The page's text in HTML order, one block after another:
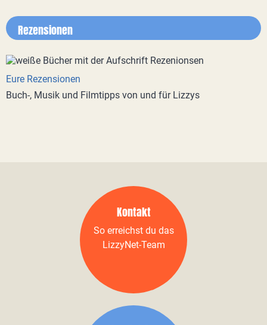
Rezensionen
Eure Rezensionen
Buch-, Musik und Filmtipps von und für Lizzys
Kontakt
So erreichst du das
LizzyNet-Team